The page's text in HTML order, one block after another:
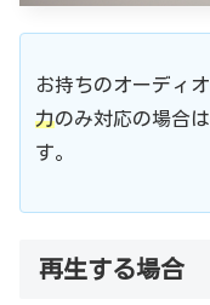
お持ちのオーディ
力のみ対応の場合は
す。
再生する場合